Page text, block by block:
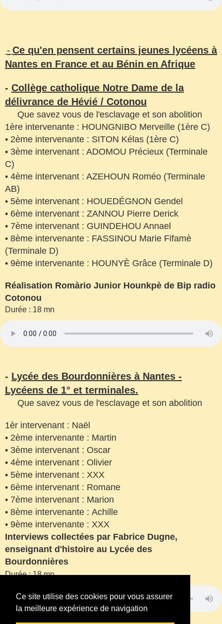
Ce site utilise des cookies pour vous assurer
la meilleure expérience de navigation
- Ce qu'en pensent certains jeunes lycéens à
Nantes en France et au Bénin en Afrique
- Collège catholique Notre Dame de la
délivrance de Hévié / Cotonou
Que savez vous de l'esclavage et son abolition
1ère intervenante : HOUNGNIBO Merveille (1ère C)
• 2ème intervenante : SITON Kélas (1ère C)
• 3ème intervenant : ADOMOU Précieux (Terminale
C)
• 4ème intervenant : AZEHOUN Roméo (Terminale
AB)
• 5ème intervenant : HOUEDÉGNON Gendel
• 6ème intervenant : ZANNOU Pierre Derick
• 7ème intervenant : GUINDEHOU Annael
• 8ème intervenante : FASSINOU Marie Fifamè
(Terminale D)
• 9ème intervenante : HOUNYÈ Grâce (Terminale D)
Réalisation Romàrio Junior Hounkpè de Bip radio
Cotonou
Durée : 18 mn
- Lycée des Bourdonnières à Nantes -
Lycéens de 1° et terminales.
Que savez vous de l'esclavage et son abolition
1èr intervenant : Naël
• 2ème intervenante : Martin
• 3ème intervenant : Oscar
• 4ème intervenant : Olivier
• 5ème intervenant : XXX
• 6ème intervenant : Romane
• 7ème intervenant : Marion
• 8ème intervenante : Achille
• 9ème intervenante : XXX
Interviews collectées par Fabrice Dugne,
enseignant d'histoire au Lycée des
Bourdonnières
Durée : 18 mn